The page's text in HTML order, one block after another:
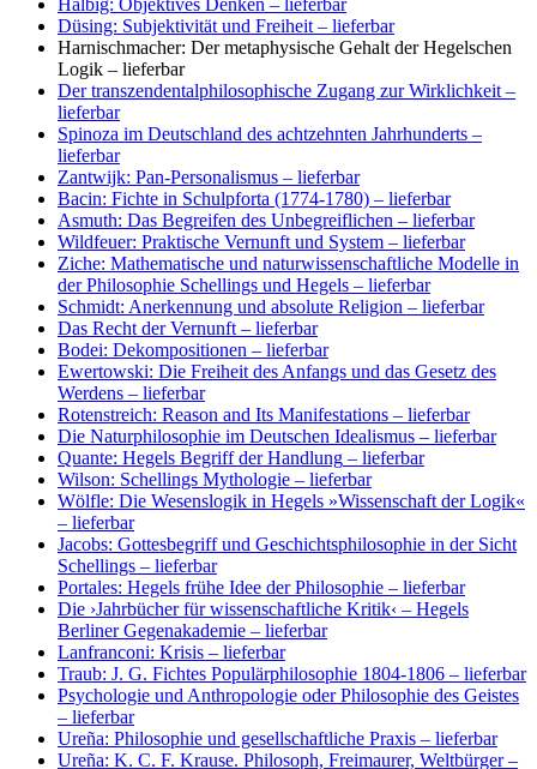
Halbig: Objektives Denken – lieferbar
Düsing: Subjektivität und Freiheit – lieferbar
Harnischmacher: Der metaphysische Gehalt der Hegelschen
Logik – lieferbar
Der transzendentalphilosophische Zugang zur Wirklichkeit –
lieferbar
Spinoza im Deutschland des achtzehnten Jahrhunderts –
lieferbar
Zantwijk: Pan-Personalismus – lieferbar
Bacin: Fichte in Schulpforta (1774-1780) – lieferbar
Asmuth: Das Begreifen des Unbegreiflichen – lieferbar
Wildfeuer: Praktische Vernunft und System – lieferbar
Ziche: Mathematische und naturwissenschaftliche Modelle in
der Philosophie Schellings und Hegels – lieferbar
Schmidt: Anerkennung und absolute Religion – lieferbar
Das Recht der Vernunft – lieferbar
Bodei: Dekompositionen – lieferbar
Ewertowski: Die Freiheit des Anfangs und das Gesetz des
Werdens – lieferbar
Rotenstreich: Reason and Its Manifestations – lieferbar
Die Naturphilosophie im Deutschen Idealismus – lieferbar
Quante: Hegels Begriff der Handlung – lieferbar
Wilson: Schellings Mythologie – lieferbar
Wölfle: Die Wesenslogik in Hegels »Wissenschaft der Logik«
– lieferbar
Jacobs: Gottesbegriff und Geschichtsphilosophie in der Sicht
Schellings – lieferbar
Portales: Hegels frühe Idee der Philosophie – lieferbar
Die ›Jahrbücher für wissenschaftliche Kritik‹ – Hegels
Berliner Gegenakademie – lieferbar
Lanfranconi: Krisis – lieferbar
Traub: J. G. Fichtes Populärphilosophie 1804-1806 – lieferbar
Psychologie und Anthropologie oder Philosophie des Geistes
– lieferbar
Ureña: Philosophie und gesellschaftliche Praxis – lieferbar
Ureña: K. C. F. Krause. Philosoph, Freimaurer, Weltbürger–